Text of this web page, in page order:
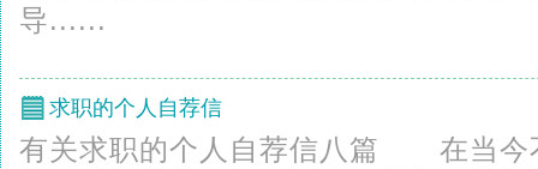
导......
求职的个人自荐信
有关求职的个人自荐信八篇 在当今